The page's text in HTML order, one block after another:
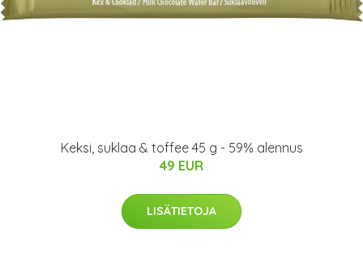
Keksi, suklaa & toffee 45 g - 59% alennus
49 EUR
LISÄTIETOJA